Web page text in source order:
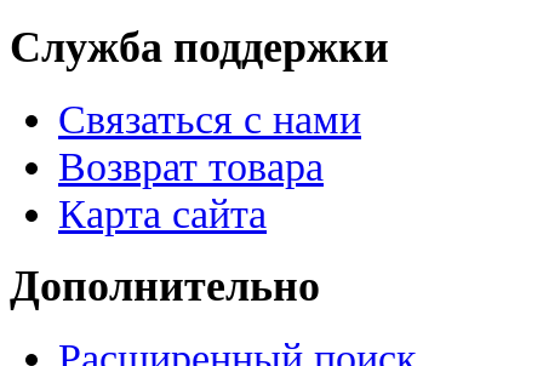
Служба поддержки
Связаться с нами
Возврат товара
Карта сайта
Дополнительно